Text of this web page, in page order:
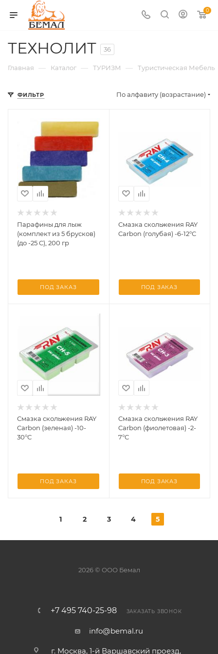
0
ТЕХНОЛИТ 36
Главная — Каталог — ТУРИЗМ — Туристическая Мебель
ФИЛЬТР По алфавиту (возрастание)
Парафины для лыж
(комплект из 5 брусков)
(до -25 C), 200 гр
ПОД ЗАКАЗ
Смазка скольжения RAY
Carbon (голубая) -6-12°С
ПОД ЗАКАЗ
Смазка скольжения RAY
Carbon (зеленая) -10-
30°С
ПОД ЗАКАЗ
Смазка скольжения RAY
Carbon (фиолетовая) -2-
7°С
ПОД ЗАКАЗ
1 2 3 4 5
2026 © ООО Бемал
+7 495 740-25-98 ЗАКАЗАТЬ ЗВОНОК
info@bemal.ru
г. Москва, 1-й Варшавский проезд,